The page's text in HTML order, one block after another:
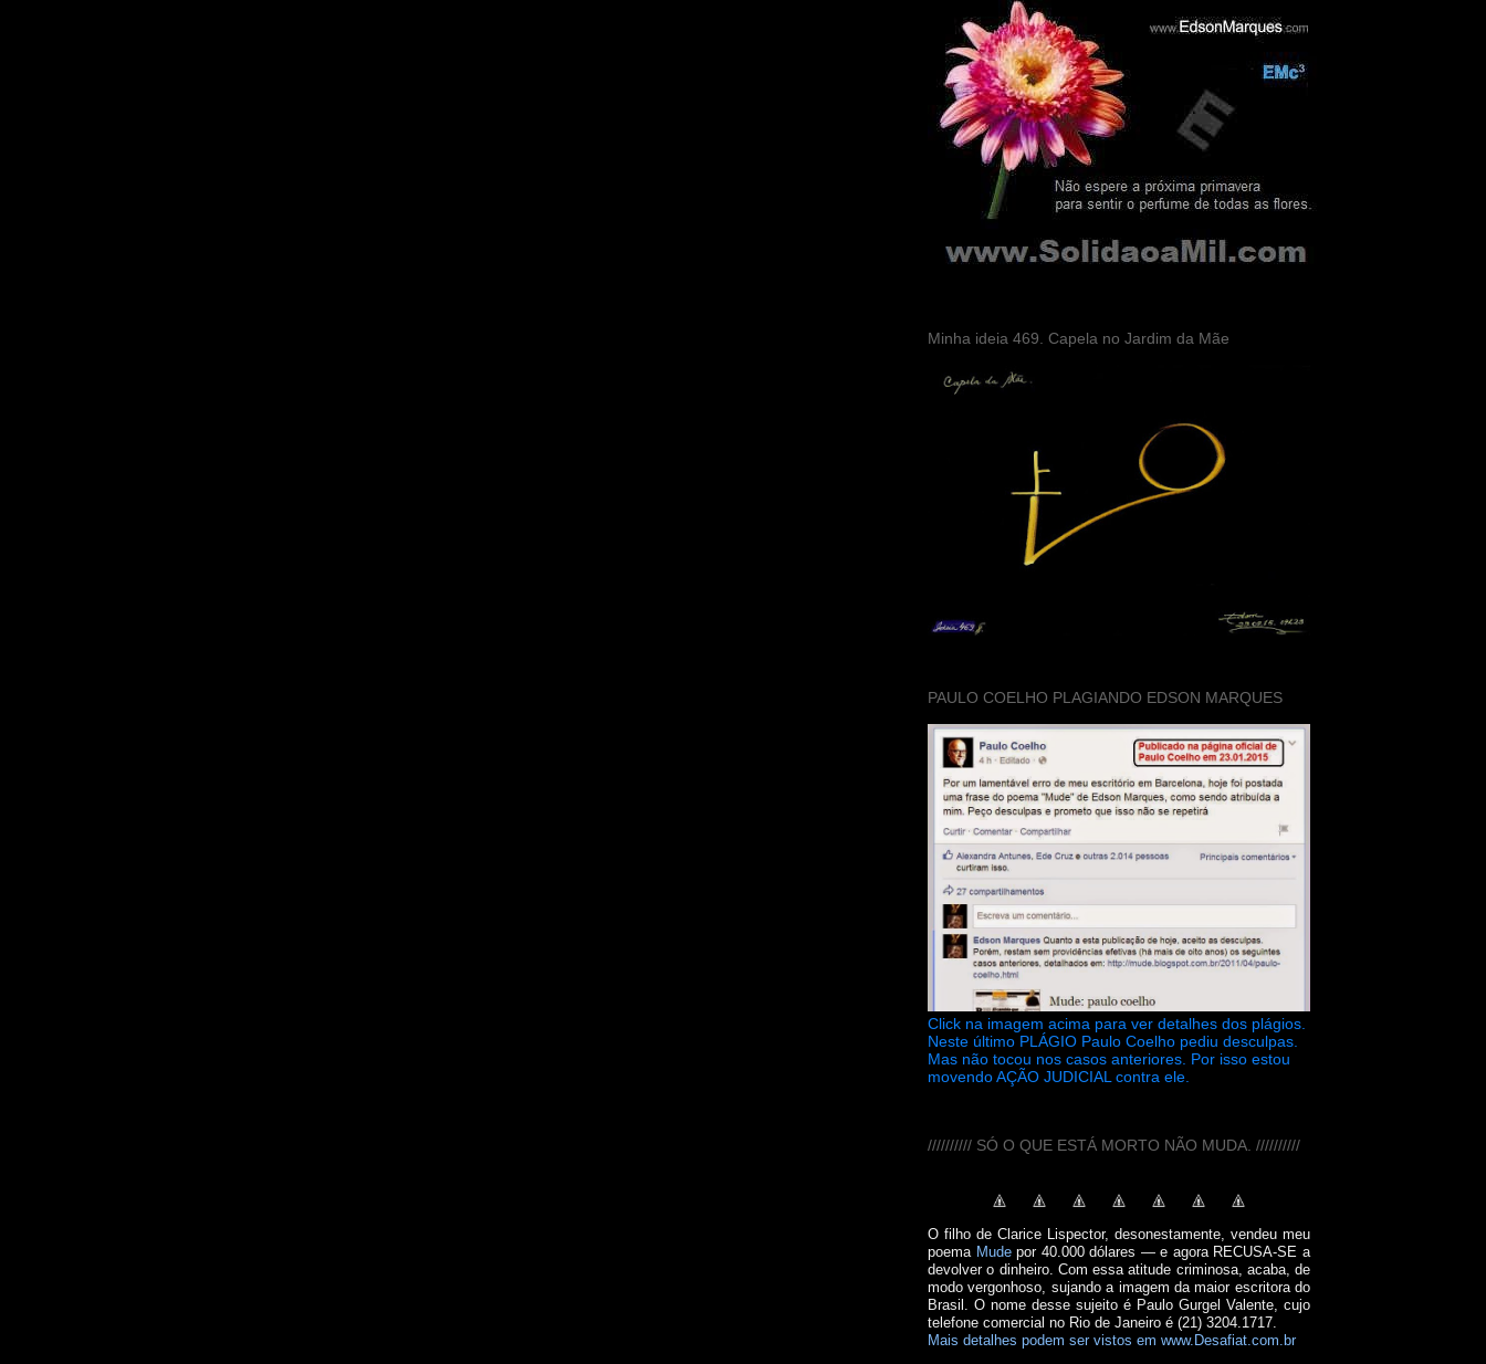
Minha ideia 469. Capela no Jardim da Mãe
PAULO COELHO PLAGIANDO EDSON MARQUES
Click na imagem acima para ver detalhes dos plágios.
Neste último PLÁGIO Paulo Coelho pediu desculpas.
Mas não tocou nos casos anteriores. Por isso estou
movendo AÇÃO JUDICIAL contra ele.
////////// SÓ O QUE ESTÁ MORTO NÃO MUDA. //////////
O filho de Clarice Lispector, desonestamente, vendeu meu
poema Mudepor 40.000 dólares — e agora RECUSA-SE a
devolver o dinheiro. Com essa atitude criminosa, acaba, de
modo vergonhoso, sujando a imagem da maior escritora do
Brasil. O nome desse sujeito é Paulo Gurgel Valente, cujo
telefone comercial no Rio de Janeiro é (21) 3204.1717.
Mais detalhes podem ser vistos em www.Desafiat.com.br